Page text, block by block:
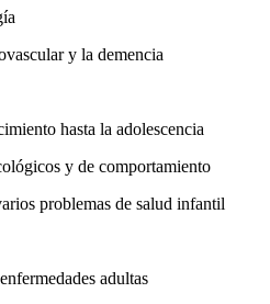
y la demencia
hasta la adolescencia
y de comportamiento
problemas de salud infantil
adultas